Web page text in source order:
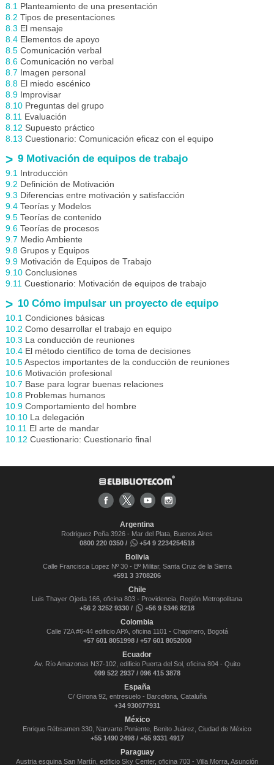
8.1 Planteamiento de una presentación
8.2 Tipos de presentaciones
8.3 El mensaje
8.4Elementos de apoyo
8.5Comunicación verbal
8.6Comunicación no verbal
8.7 Imagen personal
8.8El miedo escénico
8.9Improvisar
8.10Preguntas del grupo
8.11 Evaluación
8.12 Supuesto práctico
8.13 Cuestionario: Comunicación eficaz con el equipo
9 Motivación de equipos de trabajo
9.1 Introducción
9.2 Definición de Motivación
9.3 Diferencias entre motivación y satisfacción
9.4Teorías y Modelos
9.5Teorías de contenido
9.6Teorías de procesos
9.7 Medio Ambiente
9.8Grupos y Equipos
9.9Motivación de Equipos de Trabajo
9.10Conclusiones
9.11 Cuestionario: Motivación de equipos de trabajo
10 Cómo impulsar un proyecto de equipo
10.1 Condiciones básicas
10.2 Como desarrollar el trabajo en equipo
10.3 La conducción de reuniones
10.4El método científico de toma de decisiones
10.5Aspectos importantes de la conducción de reuniones
10.6Motivación profesional
10.7 Base para lograr buenas relaciones
10.8Problemas humanos
10.9Comportamiento del hombre
10.10La delegación
10.11 El arte de mandar
10.12 Cuestionario: Cuestionario final
Argentina
Rodriguez Peña 3926 - Mar del Plata, Buenos Aires
0800 220 0350 /
+54 9 2234254518
Bolivia
Calle Francisca Lopez Nº 30 - Bº Militar, Santa Cruz de la Sierra
+591 3 3708206
Chile
Luis Thayer Ojeda 166, oficina 803 - Providencia, Región Metropolitana
+56 2 3252 9330 /
+56 9 5346 8218
Colombia
Calle 72A #6-44 edificio APA, oficina 1101 - Chapinero, Bogotá
+57 601 8051998 / +57 601 8052000
Ecuador
Av. Río Amazonas N37-102, edificio Puerta del Sol, oficina 804 - Quito
099 522 2937 / 096 415 3878
España
C/ Girona 92, entresuelo - Barcelona, Cataluña
+34 930077931
México
Enrique Rébsamen 330, Narvarte Poniente, Benito Juárez, Ciudad de México
+55 1490 2498 / +55 9331 4917
Paraguay
Austria esquina San Martín, edificio Sky Center, oficina 703 - Villa Morra, Asunción